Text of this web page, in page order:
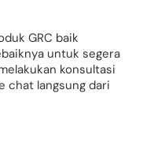
GRC baik
untuk segera
konsultasi
chat langsung dari